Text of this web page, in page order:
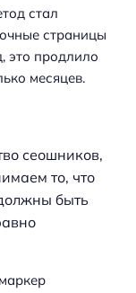
стал
страницы
это продлило
месяцев.
сеошников,
то, что
быть